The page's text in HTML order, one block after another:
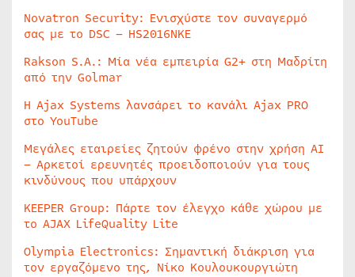
Novatron Security: Ενισχύστε τον συναγερμό
σας με το DSC – HS2016NKE
Rakson S.A.: Μία νέα εμπειρία G2+ στη Μαδρίτη
από την Golmar
Η Ajax Systems λανσάρει το κανάλι Ajax PRO
στο YouTube
Μεγάλες εταιρείες ζητούν φρένο στην χρήση AI
– Αρκετοί ερευνητές προειδοποιούν για τους
κινδύνους που υπάρχουν
KEEPER Group: Πάρτε τον έλεγχο κάθε χώρου με
το AJAX LifeQuality Lite
Olympia Electronics: Σημαντική διάκριση για
τον εργαζόμενο της, Νίκο Κουλουκουργιώτη